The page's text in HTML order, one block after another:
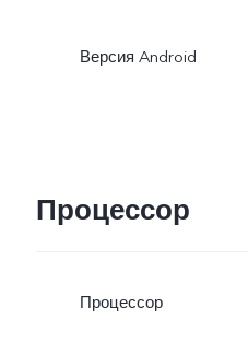
Версия Android
Процессор
Процессор